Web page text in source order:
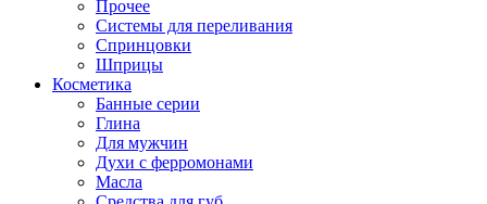
Прочее
Системы для переливания
Спринцовки
Шприцы
Косметика
Банные серии
Глина
Для мужчин
Духи с ферромонами
Масла